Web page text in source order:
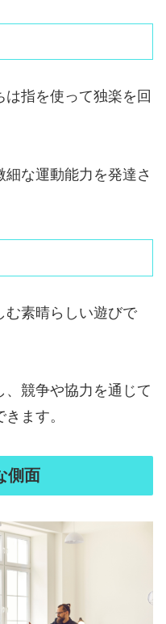
指を使って独楽を回
な運動能力を発達さ
む素晴らしい遊びで
競争や協力を通じて
ます。
側面